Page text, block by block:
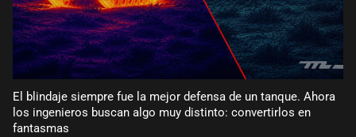
El blindaje siempre fue la mejor defensa de un tanque. Ahora
los ingenieros buscan algo muy distinto: convertirlos en
fantasmas